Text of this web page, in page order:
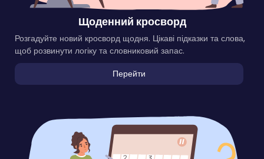
Щоденний кросворд
Розгадуйте новий кросворд щодня. Цікаві підказки та слова,
щоб розвинути логіку та словниковий запас.
Перейти